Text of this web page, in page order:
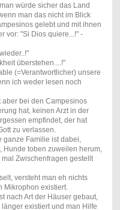
würde sicher das Land
man das nicht im Blick
gelebt und mit ihnen
vor: "Si Dios quiere...!" -
überstehen....!"
(=Verantwortlicher) unsere
ich weder lesen noch
aber bei den Campesinos
hat, keinen Arzt in der
empfindet, der hat
zu verlassen.
Familie ist dabei,
toben zuweilen herum,
Zwischenfragen gestellt
versteht man eh nichts
Mikrophon existiert.
nach Art der Häuser gebaut,
existiert und man Hilfe